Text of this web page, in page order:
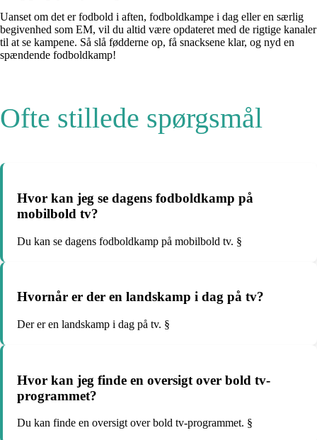
Uanset om det er fodbold i aften, fodboldkampe i dag eller en særlig
begivenhed som EM, vil du altid være opdateret med de rigtige kanaler
til at se kampene. Så slå fødderne op, få snacksene klar, og nyd en
spændende fodboldkamp!
Ofte stillede spørgsmål
Hvor kan jeg se dagens fodboldkamp på
mobilbold tv?
Du kan se dagens fodboldkamp på mobilbold tv. §
Hvornår er der en landskamp i dag på tv?
Der er en landskamp i dag på tv. §
Hvor kan jeg finde en oversigt over bold tv-
programmet?
Du kan finde en oversigt over bold tv-programmet. §